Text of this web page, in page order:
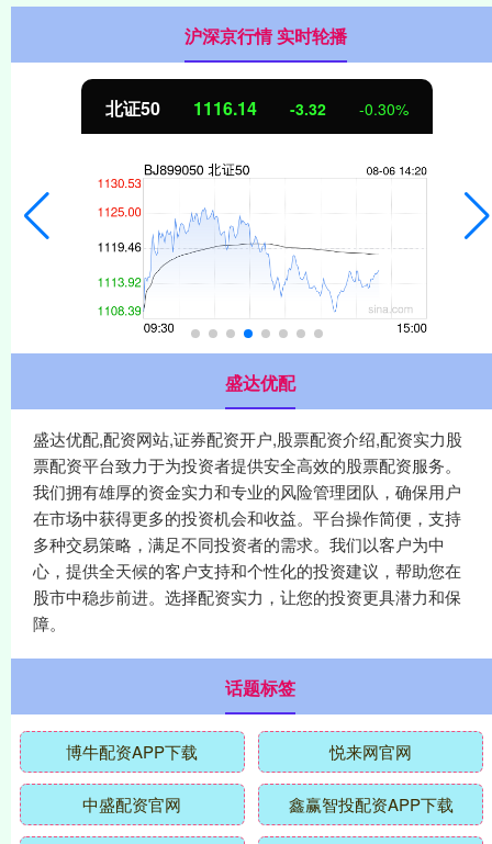
沪深京行情 实时轮播
北证50 1116.14 -3.32 -0.30%
盛达优配
盛达优配,配资网站,证券配资开户,股票配资介绍,配资实力股
票配资平台致力于为投资者提供安全高效的股票配资服务。
我们拥有雄厚的资金实力和专业的风险管理团队，确保用户
在市场中获得更多的投资机会和收益。平台操作简便，支持
多种交易策略，满足不同投资者的需求。我们以客户为中
心，提供全天候的客户支持和个性化的投资建议，帮助您在
股市中稳步前进。选择配资实力，让您的投资更具潜力和保
障。
话题标签
博牛配资APP下载 悦来网官网
中盛配资官网 鑫赢智投配资APP下载